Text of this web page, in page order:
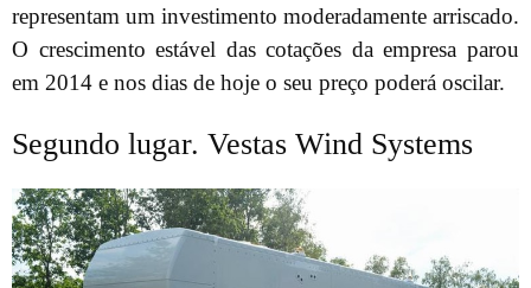
representam um investimento moderadamente arriscado.
O crescimento estável das cotações da empresa parou
em 2014 e nos dias de hoje o seu preço poderá oscilar.
Segundo lugar. Vestas Wind Systems